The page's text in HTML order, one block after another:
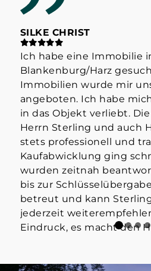
SILKE CHRIST
Ich habe eine Immobilie
Blankenburg/Harz
Immobilien wurde mir
angeboten. Ich habe
in das Objekt verliebt.
Herrn Sterling und auch
stets professionell und
Kaufabwicklung ging
wurden zeitnah
bis zur
betreut und kann
jederzeit
Eindruck, es macht den